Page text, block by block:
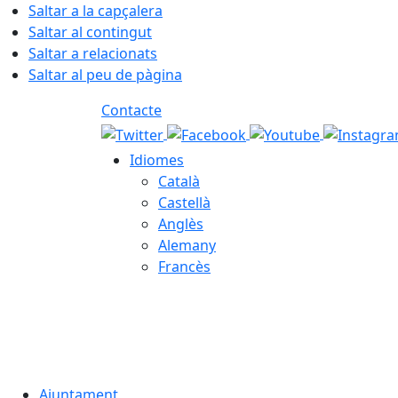
Saltar a la capçalera
Saltar al contingut
Saltar a relacionats
Saltar al peu de pàgina
Contacte
Idiomes
Català
Castellà
Anglès
Alemany
Francès